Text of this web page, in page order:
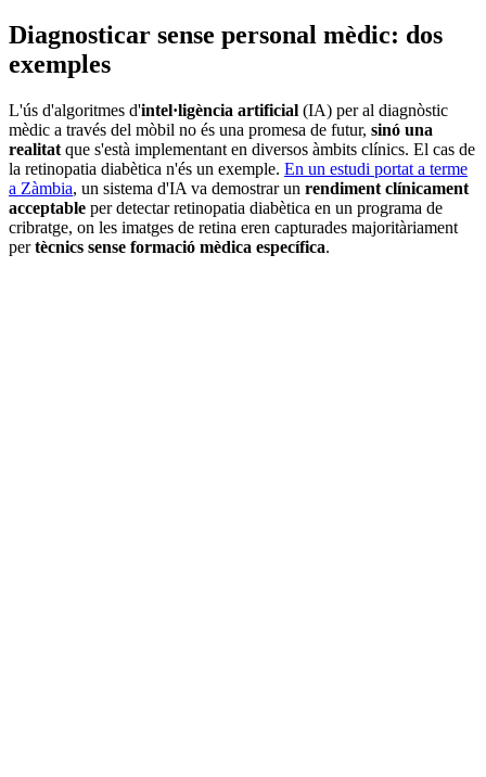
Diagnosticar sense personal mèdic: dos
exemples
L'ús d'algoritmes d'intel·ligència artificial (IA) per al diagnòstic
mèdic a través del mòbil no és una promesa de futur, sinó una
realitat que s'està implementant en diversos àmbits clínics. El cas de
la retinopatia diabètica n'és un exemple. En un estudi portat a terme
a Zàmbia, un sistema d'IA va demostrar un rendiment clínicament
acceptable per detectar retinopatia diabètica en un programa de
cribratge, on les imatges de retina eren capturades majoritàriament
pertècnics sense formació mèdica específica.